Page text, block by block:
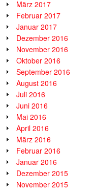
März 2017
Februar 2017
Januar 2017
Dezember 2016
November 2016
Oktober 2016
September 2016
August 2016
Juli 2016
Juni 2016
Mai 2016
April 2016
März 2016
Februar 2016
Januar 2016
Dezember 2015
November 2015